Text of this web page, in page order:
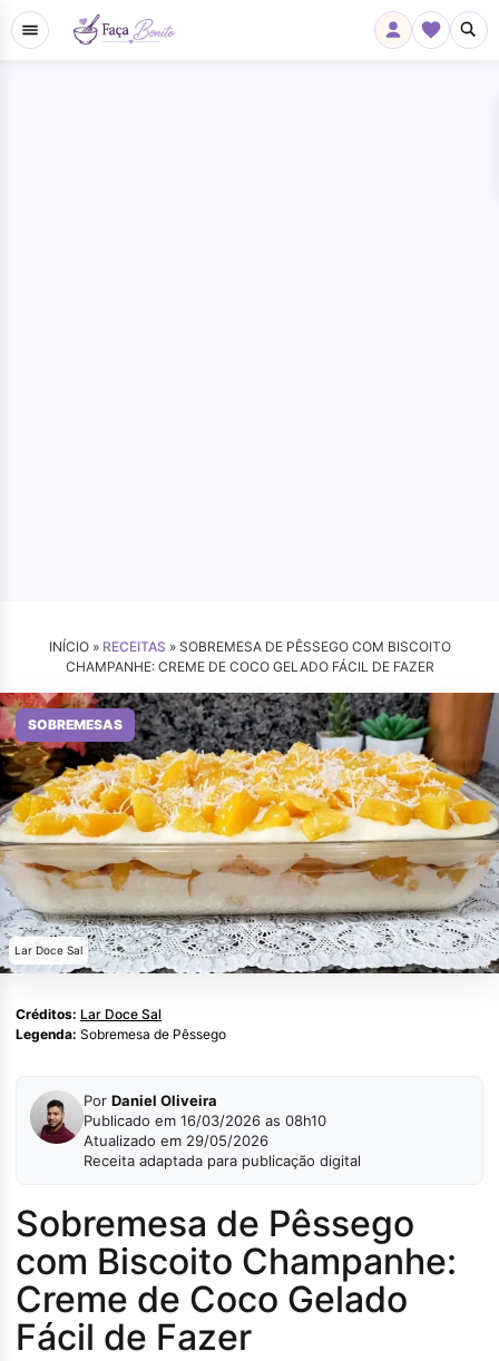
INÍCIO » RECEITAS » SOBREMESA DE PÊSSEGO COM BISCOITO
CHAMPANHE: CREME DE COCO GELADO FÁCIL DE FAZER
SOBREMESAS
Lar Doce Sal
Créditos: Lar Doce Sal
Legenda: Sobremesa de Pêssego
Por Daniel Oliveira
Publicado em 16/03/2026 as 08h10
Atualizado em 29/05/2026
Receita adaptada para publicação digital
Sobremesa de Pêssego
com Biscoito Champanhe:
Creme de Coco Gelado
Fácil de Fazer